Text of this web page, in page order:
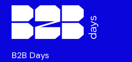
B2B Days